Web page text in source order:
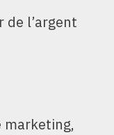
de l’argent
marketing,